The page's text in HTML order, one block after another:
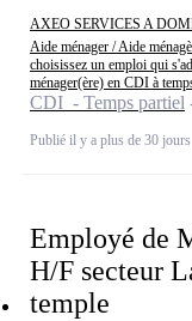
AXEO SERVICES A
Aide ménager / Aide
choisissez un emploi qui
ménager(ère) en CDI à
CDI - Temps partiel
Publié il y a plus de 30 jours
Employé de
H/F secteur
temple